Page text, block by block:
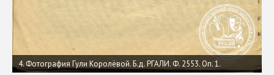
4. Фотография Гули Королёвой. Б.д. РГАЛИ. Ф. 2553. Оп. 1.